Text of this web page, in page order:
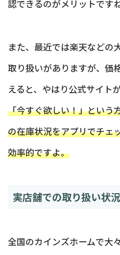
認できるのがメリットですね
また、最近では楽天などの
取り扱いがありますが、価
えると、やはり公式サイト
「今すぐ欲しい！」という
の在庫状況をアプリでチェ
効率的ですよ。
実店舗での取り扱い状況
全国のカインズホームで大